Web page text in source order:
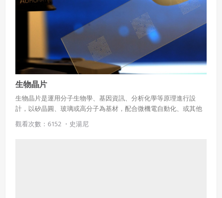
生物晶片
生物晶片是運用分子生物學、基因資訊、分析化學等原理進行設
計，以矽晶圓、玻璃或高分子為基材，配合微機電自動化、或其他
精密加工技術，所製作之高科技元件，有如半導體晶片一般能快速
進行繁複運算；生物晶片具有快速、精確、低成本之生物分析檢驗
觀看次數：6152 ・ 史湯尼